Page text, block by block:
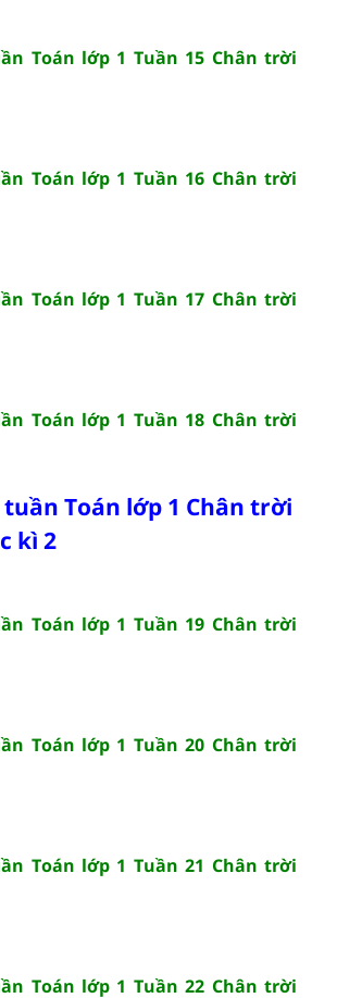
Toán lớp 1 Tuần 15 Chân trời
Toán lớp 1 Tuần 16 Chân trời
Toán lớp 1 Tuần 17 Chân trời
Toán lớp 1 Tuần 18 Chân trời
Toán lớp 1 Chân trời
kì 2
Toán lớp 1 Tuần 19 Chân trời
Toán lớp 1 Tuần 20 Chân trời
Toán lớp 1 Tuần 21 Chân trời
Toán lớp 1 Tuần 22 Chân trời